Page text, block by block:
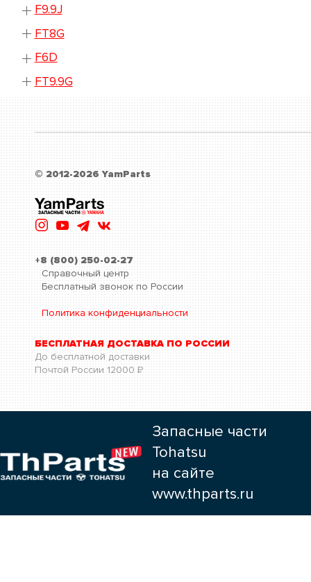
F9.9J
FT8G
F6D
FT9.9G
© 2012-2026 YamParts
+8 (800) 250-02-27
Справочный центр
Бесплатный звонок по России
Политика конфиденциальности
БЕСПЛАТНАЯ ДОСТАВКА ПО РОССИИ
До бесплатной доставки
Почтой России 12000 Р
Запасные части
Tohatsu
на сайте
www.thparts.ru